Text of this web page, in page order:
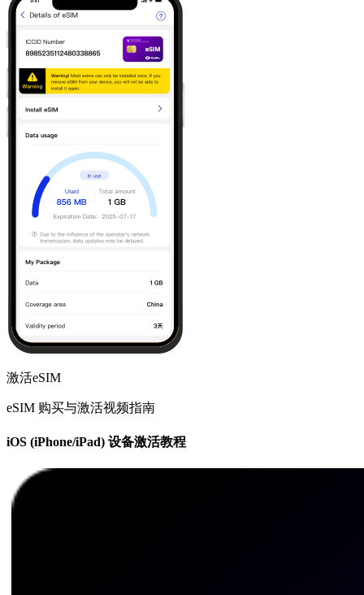
激活eSIM
eSIM 购买与激活视频指南
iOS (iPhone/iPad) 设备激活教程